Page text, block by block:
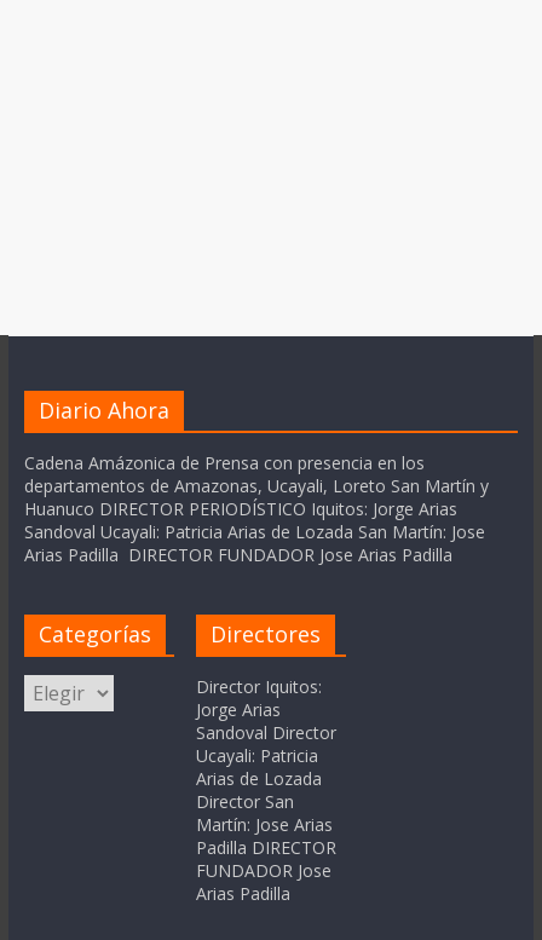
Diario Ahora
Cadena Amázonica de Prensa con presencia en los
departamentos de Amazonas, Ucayali, Loreto San Martín y
Huanuco DIRECTOR PERIODÍSTICO Iquitos: Jorge Arias
Sandoval Ucayali: Patricia Arias de Lozada San Martín: Jose
Arias Padilla DIRECTOR FUNDADOR Jose Arias Padilla
Categorías
Categorías
Directores
Director Iquitos:
Jorge Arias
Sandoval Director
Ucayali: Patricia
Arias de Lozada
Director San
Martín: Jose Arias
Padilla DIRECTOR
FUNDADOR Jose
Arias Padilla